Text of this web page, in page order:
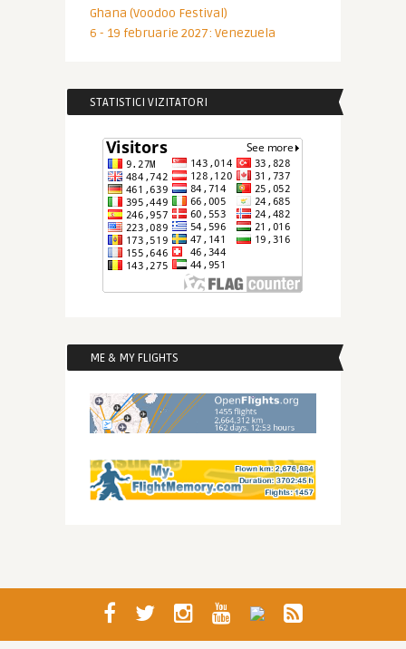
Ghana (Voodoo Festival)
6 - 19 februarie 2027: Venezuela
STATISTICI VIZITATORI
ME & MY FLIGHTS